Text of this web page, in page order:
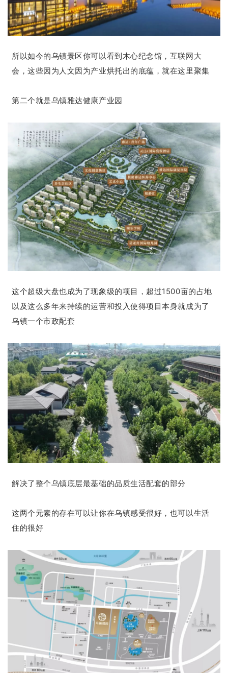
所以如今的乌镇景区你可以看到木心纪念馆，互联网大
会，这些因为人文因为产业烘托出的底蕴，就在这里聚集
第二个就是乌镇雅达健康产业园
这个超级大盘也成为了现象级的项目，超过1500亩的占地
以及这么多年来持续的运营和投入使得项目本身就成为了
乌镇一个市政配套
解决了整个乌镇底层最基础的品质生活配套的部分
这两个元素的存在可以让你在乌镇感受很好，也可以生活
住的很好